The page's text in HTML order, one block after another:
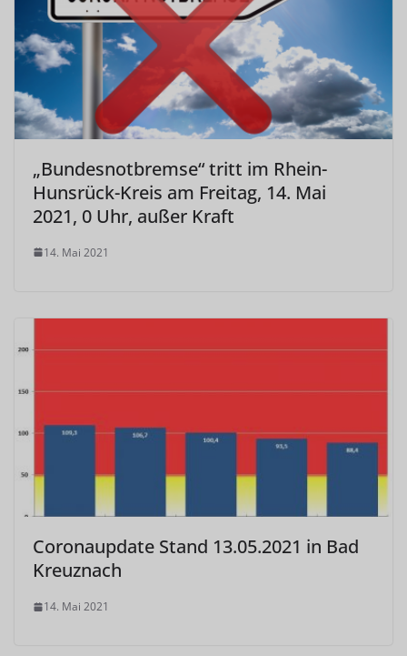
„Bundesnotbremse“ tritt im Rhein-
Hunsrück-Kreis am Freitag, 14. Mai
2021, 0 Uhr, außer Kraft
14. Mai 2021
Coronaupdate Stand 13.05.2021 in Bad
Kreuznach
14. Mai 2021